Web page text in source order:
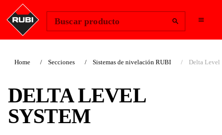
Buscar producto
Home Secciones Sistemas de nivelación RUBI Delta Level
DELTA LEVEL
SYSTEM